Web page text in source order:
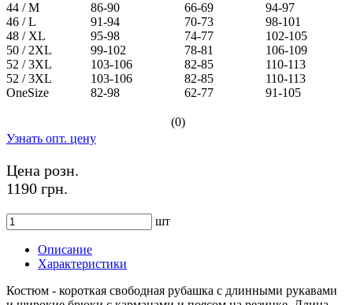
44 / M
86-90 66-69
94-97
46 / L
91-94 70-73
98-101
48 / XL
95-98 74-77
102-105
50 / 2XL
99-102 78-81
106-109
52 / 3XL
103-106 82-85
110-113
52 / 3XL
103-106 82-85
110-113
OneSize
82-98 62-77 91-105
(0)
Узнать опт. цену
Цена розн.
1190 грн.
шт
Описание
Характеристики
Костюм - короткая свободная рубашка с длинными рукавами